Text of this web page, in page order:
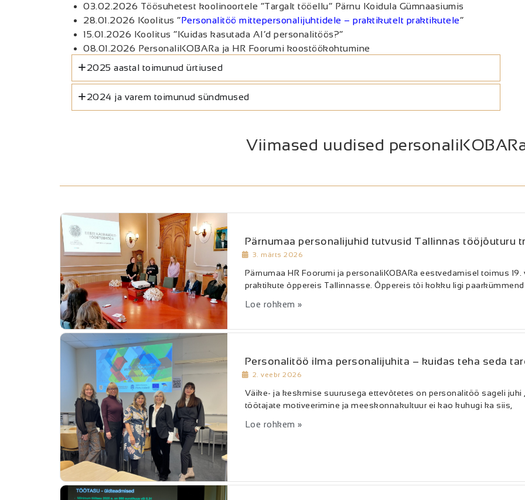
03.02.2026 Töösuhetest koolinoortele “Targalt tööellu” Pärnu Koidula Gümnaasiumis
28.01.2026 Koolitus “Personalitöö mittepersonalijuhtidele – praktikutelt praktikutele“
15.01.2026 Koolitus “Kuidas kasutada AI’d personalitöös?”
08.01.2026 PersonaliKOBARa ja HR Foorumi koostöökohtumine
2025 aastal toimunud ürtiused
2024 ja varem toimunud sündmused
Viimased uudised
Pärnumaa personalijuhid tutvusid Tallinnas tööjõuturu
3. märts 2026
Pärnumaa HR Foorumi ja personaliKOBARa eestvedamisel toimus
praktikute õppereis Tallinnasse. Õppereis tõi kokku ligi
Loe rohkem »
Personalitöö ilma personalijuhita – kuidas teha seda
2. veebr 2026
Väike- ja keskmise suurusega ettevõtetes on personalitöö sageli juhi
töötajate motiveerimine ja meeskonnakultuur ei kao kuhugi ka siis,
Loe rohkem »